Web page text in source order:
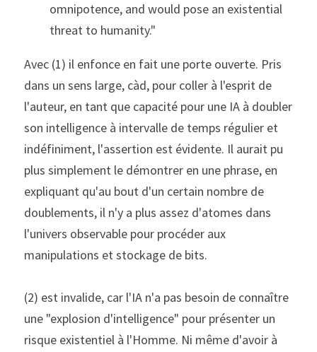
omnipotence, and would pose an existential
threat to humanity."
Avec (1) il enfonce en fait une porte ouverte. Pris
dans un sens large, càd, pour coller à l'esprit de
l'auteur, en tant que capacité pour une IA à doubler
son intelligence à intervalle de temps régulier et
indéfiniment, l'assertion est évidente. Il aurait pu
plus simplement le démontrer en une phrase, en
expliquant qu'au bout d'un certain nombre de
doublements, il n'y a plus assez d'atomes dans
l'univers observable pour procéder aux
manipulations et stockage de bits.
(2) est invalide, car l'IA n'a pas besoin de connaître
une "explosion d'intelligence" pour présenter un
risque existentiel à l'Homme. Ni même d'avoir à